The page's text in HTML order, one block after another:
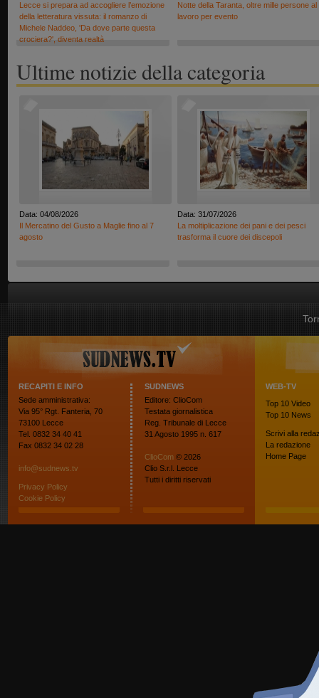
Lecce si prepara ad accogliere l’emozione
della letteratura vissuta: il romanzo di
Michele Naddeo, 'Da dove parte questa
crociera?', diventa realtà
Notte della Taranta, oltre mille persone al
lavoro per evento
Ultime notizie della categoria
Data: 04/08/2026
Il Mercatino del Gusto a Maglie fino al 7
agosto
Data: 31/07/2026
La moltiplicazione dei pani e dei pesci
trasforma il cuore dei discepoli
RECAPITI E INFO
Sede amministrativa:
Via 95° Rgt. Fanteria, 70
73100 Lecce
Tel. 0832 34 40 41
Fax 0832 34 02 28
info@sudnews.tv
Privacy Policy
Cookie Policy
SUDNEWS
Editore: ClioCom
Testata giornalistica
Reg. Tribunale di Lecce
31 Agosto 1995 n. 617
ClioCom © 2026
Clio S.r.l. Lecce
Tutti i diritti riservati
WEB-TV
Top 10 Video
Top 10 News
Scrivi alla
La redazione
Home Page